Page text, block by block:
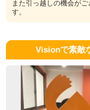
また引っ越しの機会が
す。
Visionで素敵